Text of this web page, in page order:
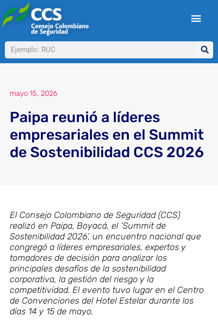
al
contenido
Buscar
mayo 15, 2026
Paipa reunió a líderes
empresariales en el Summit
de Sostenibilidad CCS 2026
El Consejo Colombiano de Seguridad (CCS)
realizó en Paipa, Boyacá, el ‘Summit de
Sostenibilidad 2026‘, un encuentro nacional que
congregó a líderes empresariales, expertos y
tomadores de decisión para analizar los
principales desafíos de la sostenibilidad
corporativa, la gestión del riesgo y la
competitividad. El evento tuvo lugar en el Centro
de Convenciones del Hotel Estelar durante los
días 14 y 15 de mayo.